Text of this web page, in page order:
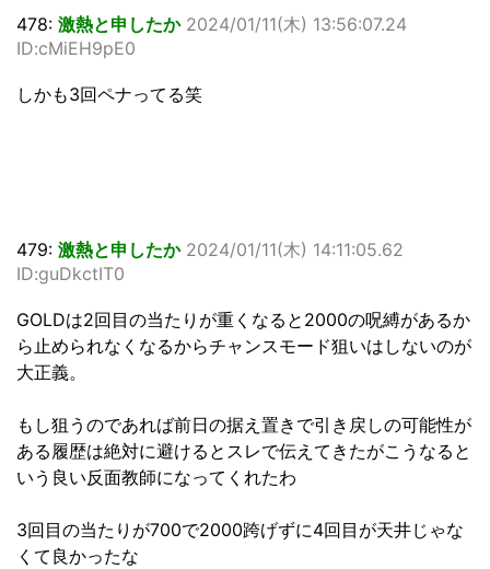
478: 激熱と申したか 2024/01/11(木) 13:56:07.24
ID:cMiEH9pE0
しかも3回ペナってる笑
479: 激熱と申したか 2024/01/11(木) 14:11:05.62
ID:guDkctIT0
GOLDは2回目の当たりが重くなると2000の呪縛があるか
ら止められなくなるからチャンスモード狙いはしないのが
大正義。
もし狙うのであれば前日の据え置きで引き戻しの可能性が
ある履歴は絶対に避けるとスレで伝えてきたがこうなると
いう良い反面教師になってくれたわ
3回目の当たりが700で2000跨げずに4回目が天井じゃな
くて良かったな